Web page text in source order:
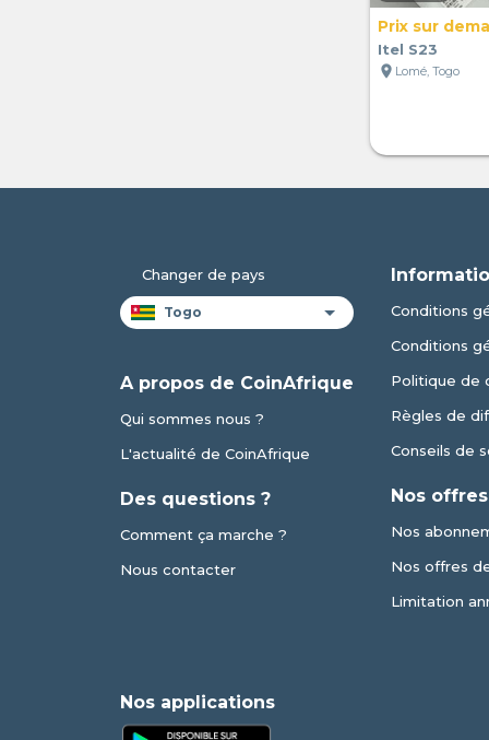
Prix sur
Itel S23
location_on Lomé, Togo
Changer de pays
A propos de CoinAfrique
Qui sommes nous ?
L'actualité de CoinAfrique
Des questions ?
Comment ça marche ?
Nous contacter
Conditions
Conditions
Politique de
Règles de
Conseils de
Nos offres
Nos
Nos offres
Limitation
Nos applications